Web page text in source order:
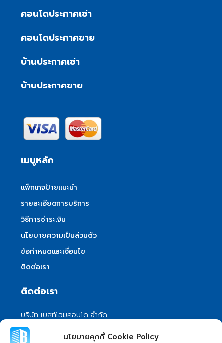
นโยบายคุกกี้ Cookie Policy
คอนโดประกาศเช่า
คอนโดประกาศขาย
บ้านประกาศเช่า
บ้านประกาศขาย
เมนูหลัก
แพ็กเกจป้ายแนะนำ
รายละเอียดการบริการ
วิธีการชำระเงิน
นโยบายความเป็นส่วนตัว
ข้อกำหนดและเงื่อนไข
ติดต่อเรา
ติดต่อเรา
บริษัท เบสท์โฮมคอนโด จำกัด
101/399 หมู่ 7 แขวงลําผักชี เขตหนองจอก